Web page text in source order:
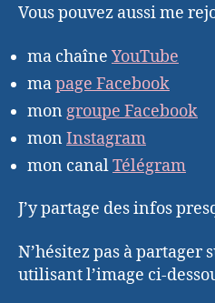
Vous pouvez aussi me
ma chaîne YouTube
mapage Facebook
mon groupe Facebook
mon Instagram
mon canalTélégram
J’y partage des infos
N’hésitez pas à partager
utilisant l’image ci-